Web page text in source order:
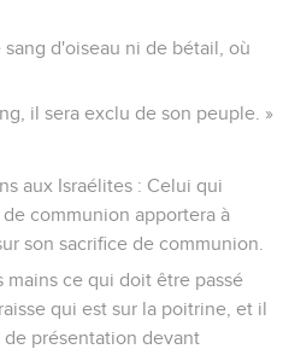
d'oiseau ni de bétail, où
il sera exclu de son peuple. »
aux Israélites : Celui qui
communion apportera à
son sacrifice de communion.
mains ce qui doit être passé
qui est sur la poitrine, et il
présentation devant